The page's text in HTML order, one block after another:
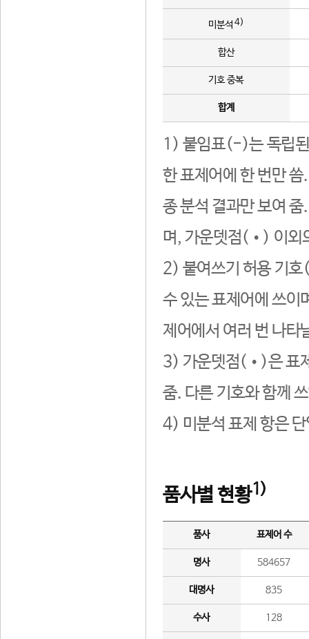
미분석 4)
합산
기호 중복
합계
1) 붙임표(-)는 독립된
한 표제어에 한 번만
종 분석 결과만 보여
며, 가운뎃점(•) 이외
2) 붙여쓰기 허용 기호
수 있는 표제어에 쓰이
제어에서 여러 번 나타
3) 가운뎃점(•)은 표
줌. 다른 기호와 함께
4) 미분석 표제 항은
품사별 현황1)
품사 표제어 수
명사 584657
대명사 835
수사 128